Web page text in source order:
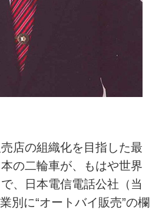
店の組織化を目指した最
の二輪車が、もはや世界
、日本電信電話公社（当
別に“オートバイ販売”の欄